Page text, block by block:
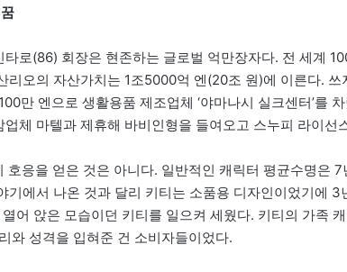
로(86) 회장은 현존하는 글로벌 억만장자다. 전 세계
리오의 자산가치는 1조5000억 엔(20조 원)에 이른다.
만 엔으로 생활용품 제조업체 ‘야마나시 실크센터’를
체 마텔과 제휴해 바비인형을 들여오고 스누피 라이선
호응을 얻은 것은 아니다. 일반적인 캐릭터 평균수명은
기에서 나온 것과 달리 키티는 소품용 디자인이었기에 3
어 앉은 모습이던 키티를 일으켜 세웠다. 키티의 가족
와 성격을 입혀준 건 소비자들이었다.